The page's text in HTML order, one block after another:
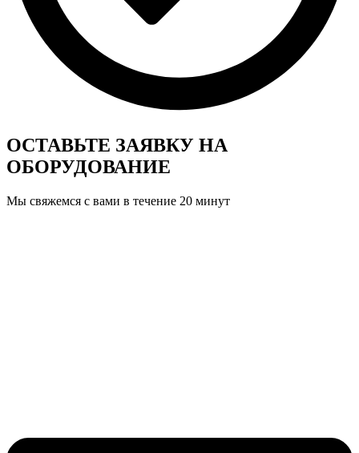
ОСТАВЬТЕ ЗАЯВКУ НА
ОБОРУДОВАНИЕ
Мы свяжемся с вами в течение 20 минут